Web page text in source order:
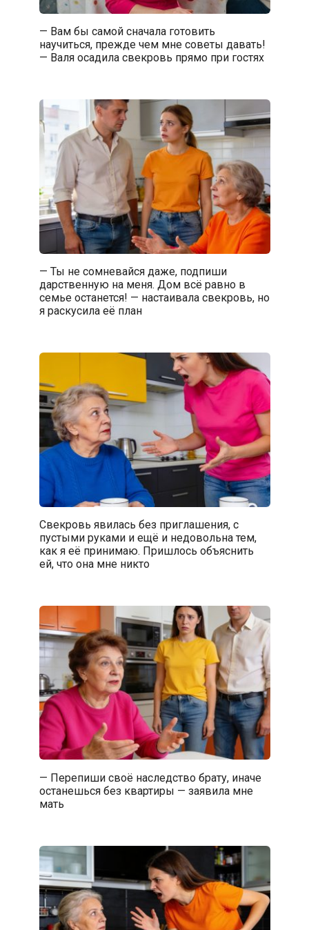
— Вам бы самой сначала готовить
научиться, прежде чем мне советы давать!
— Валя осадила свекровь прямо при гостях
— Ты не сомневайся даже, подпиши
дарственную на меня. Дом всё равно в
семье останется! — настаивала свекровь, но
я раскусила её план
Свекровь явилась без приглашения, с
пустыми руками и ещё и недовольна тем,
как я её принимаю. Пришлось объяснить
ей, что она мне никто
— Перепиши своё наследство брату, иначе
останешься без квартиры — заявила мне
мать